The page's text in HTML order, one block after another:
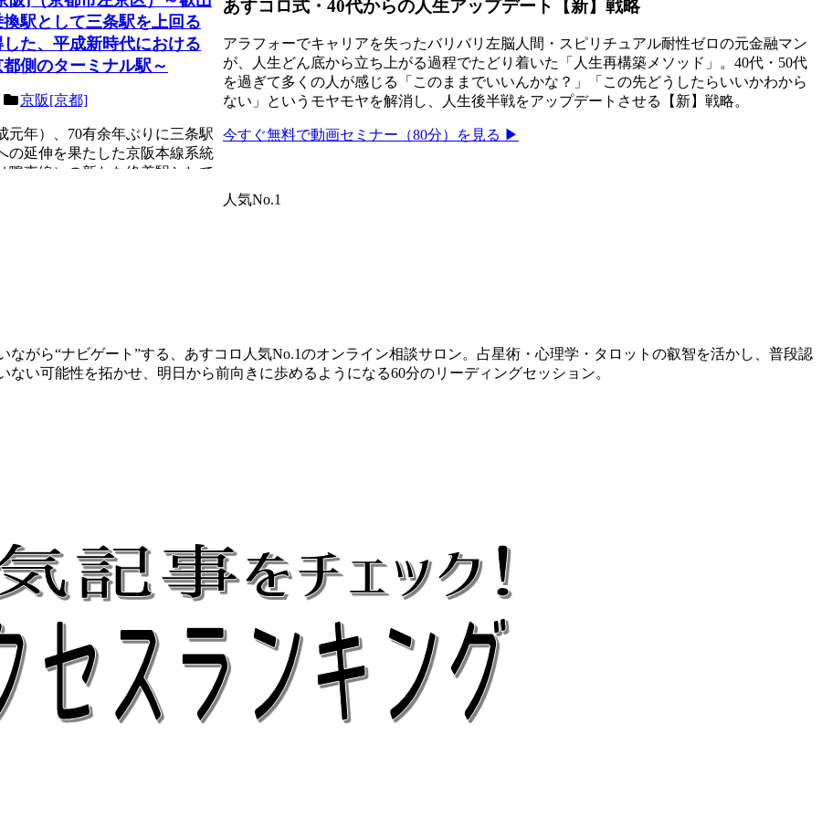
駅として三条駅を上回る
た、平成新時代における
側のターミナル駅～
京阪[京都]
元年）、70有余年ぶりに三条駅
の延伸を果たした京阪本線系統
鴨東線）の新たな終着駅として
...
あすコロ式・40代からの人生アップデート【新】戦略
アラフォーでキャリアを失ったバリバリ左脳人間・スピリチュアル耐性ゼロの元金融マン
が、人生どん底から立ち上がる過程でたどり着いた「人生再構築メソッド」。40代・50代
を過ぎて多くの人が感じる「このままでいいんかな？」「この先どうしたらいいかわから
ない」というモヤモヤを解消し、人生後半戦をアップデートさせる【新】戦略。
今すぐ無料で動画セミナー（80分）を見る ▶
人気No.1
がら“ナビゲート”する、あすコロ人気No.1のオンライン相談サロン。占星術・心理学・タロットの叡智を活かし、普段認
い可能性を拓かせ、明日から前向きに歩めるようになる60分のリーディングセッション。